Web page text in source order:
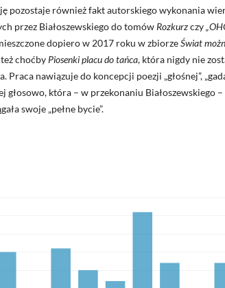
pozostaje również fakt autorskiego wykonania
przez Białoszewskiego do tomów Rozkurzczy
dopiero w 2017 roku w zbiorzeŚwiat
choćby Piosenki placu do tańca, która nigdy nie
Praca nawiązuje do koncepcji poezji „głośnej”,
głosowo, która – w przekonaniu Białoszewskiego
swoje „pełne bycie”.